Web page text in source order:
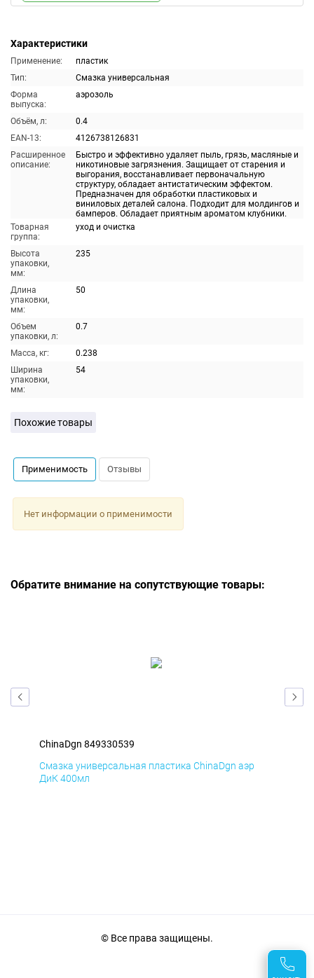
Характеристики
Применение:
пластик
Тип:
Смазка универсальная
Форма
выпуска:
аэрозоль
Объём, л:
0.4
EAN-13:
4126738126831
Расширенное
описание:
Быстро и эффективно удаляет пыль, грязь, масляные и
никотиновые загрязнения. Защищает от старения и
выгорания, восстанавливает первоначальную
структуру, обладает антистатическим эффектом.
Предназначен для обработки пластиковых и
виниловых деталей салона. Подходит для молдингов и
бамперов. Обладает приятным ароматом клубники.
Товарная
группа:
уход и очистка
Высота
упаковки,
мм:
235
Длина
упаковки,
мм:
50
Объем
упаковки, л:
0.7
Масса, кг:
0.238
Ширина
упаковки,
мм:
54
Похожие товары
Применимость Отзывы
Нет информации о применимости
Обратите внимание на сопутствующие товары:
ChinaDgn 849330539
Смазка универсальная пластика ChinaDgn аэр
ДиК 400мл
© Все права защищены.